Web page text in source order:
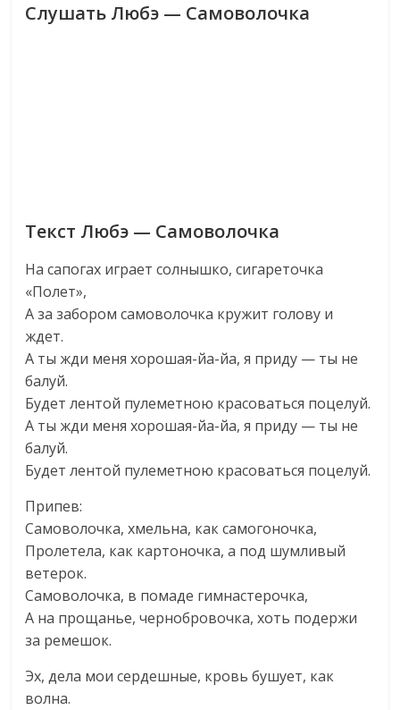
Слушать Любэ — Самоволочка
Текст Любэ — Самоволочка
На сапогах играет солнышко, сигареточка
«Полет»,
А за забором самоволочка кружит голову и
ждет.
А ты жди меня хорошая-йа-йа, я приду — ты не
балуй.
Будет лентой пулеметною красоваться поцелуй.
А ты жди меня хорошая-йа-йа, я приду — ты не
балуй.
Будет лентой пулеметною красоваться поцелуй.
Припев:
Самоволочка, хмельна, как самогоночка,
Пролетела, как картоночка, а под шумливый
ветерок.
Самоволочка, в помаде гимнастерочка,
А на прощанье, чернобровочка, хоть подержи
за ремешок.
Эх, дела мои сердешные, кровь бушует, как
волна.